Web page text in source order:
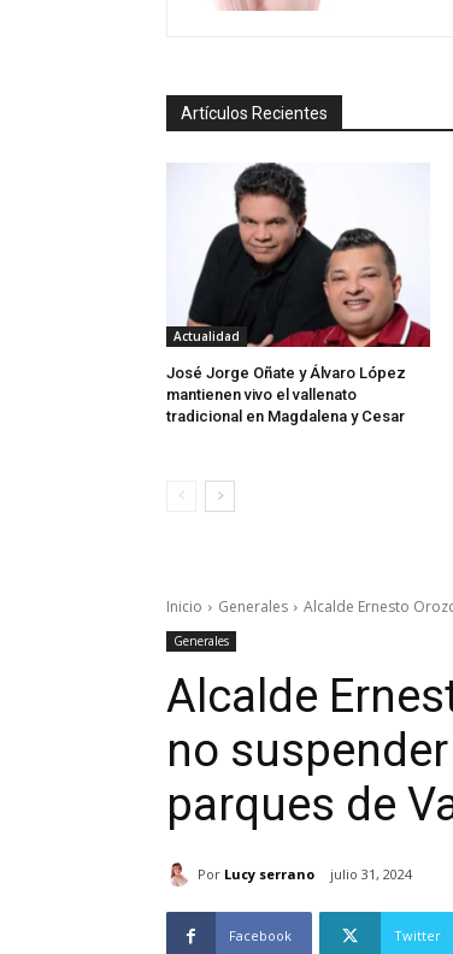
Artículos Recientes
Actualidad
José Jorge Oñate y Álvaro López
mantienen vivo el vallenato
tradicional en Magdalena y Cesar